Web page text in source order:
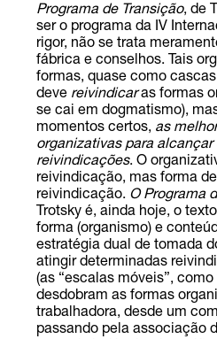
Programa de Transição, de
ser o programa da IV
rigor, não se trata
fábrica e conselhos. Tais
formas, quase como
deve reivindicaras formas
se cai em dogmatismo),
momentos certos, as
organizativas para alcançar
reivindicações. O
reivindicação, mas forma
reivindicação. O Programa
Trotsky é, ainda hoje, o
forma (organismo) e
estratégia dual de tomada
atingir determinadas
(as “escalas móveis”,
desdobram as formas
trabalhadora, desde um
passando pela associação